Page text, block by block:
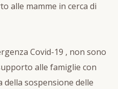
alle mamme in cerca di
Covid-19 , non sono
alle famiglie con
della sospensione delle